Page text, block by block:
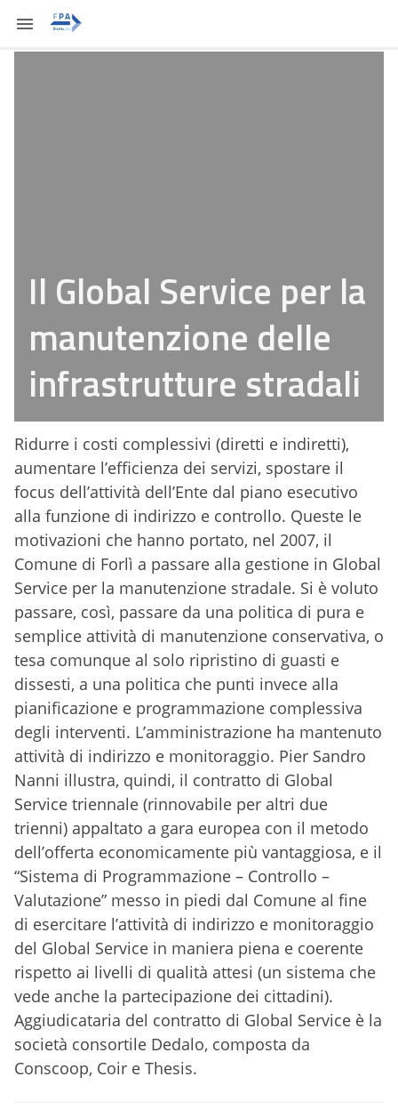
Il Global Service per la
manutenzione delle
infrastrutture stradali
Ridurre i costi complessivi (diretti e indiretti),
aumentare l’efficienza dei servizi, spostare il
focus dell’attività dell’Ente dal piano esecutivo
alla funzione di indirizzo e controllo. Queste le
motivazioni che hanno portato, nel 2007, il
Comune di Forlì a passare alla gestione in Global
Service per la manutenzione stradale. Si è voluto
passare, così, passare da una politica di pura e
semplice attività di manutenzione conservativa, o
tesa comunque al solo ripristino di guasti e
dissesti, a una politica che punti invece alla
pianificazione e programmazione complessiva
degli interventi. L’amministrazione ha mantenuto
attività di indirizzo e monitoraggio. Pier Sandro
Nanni illustra, quindi, il contratto di Global
Service triennale (rinnovabile per altri due
trienni) appaltato a gara europea con il metodo
dell’offerta economicamente più vantaggiosa, e il
“Sistema di Programmazione – Controllo –
Valutazione” messo in piedi dal Comune al fine
di esercitare l’attività di indirizzo e monitoraggio
del Global Service in maniera piena e coerente
rispetto ai livelli di qualità attesi (un sistema che
vede anche la partecipazione dei cittadini).
Aggiudicataria del contratto di Global Service è la
società consortile Dedalo, composta da
Conscoop, Coir e Thesis.